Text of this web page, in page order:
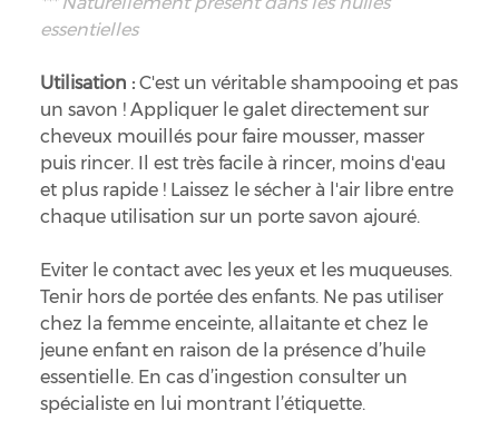
essentielles
Utilisation : C'est un véritable shampooing et pas
un savon ! Appliquer le galet directement sur
cheveux mouillés pour faire mousser, masser
puis rincer. Il est très facile à rincer, moins d'eau
et plus rapide ! Laissez le sécher à l'air libre entre
chaque utilisation sur un porte savon ajouré.
Eviter le contact avec les yeux et les muqueuses.
Tenir hors de portée des enfants. Ne pas utiliser
chez la femme enceinte, allaitante et chez le
jeune enfant en raison de la présence d’huile
essentielle. En cas d’ingestion consulter un
spécialiste en lui montrant l’étiquette.